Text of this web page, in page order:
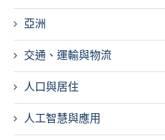
亞洲
交通、運輸與物流
人口與居住
人工智慧與應用